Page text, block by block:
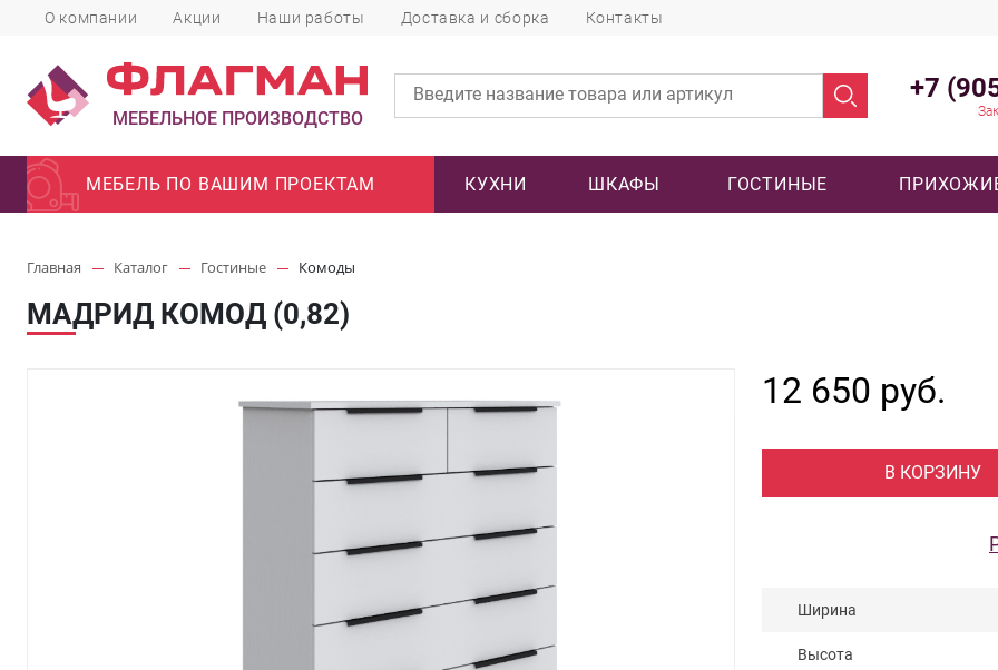
О компании Акции Наши работы Доставка и сборка Контакты
МЕБЕЛЬНОЕ ПРОИЗВОДСТВО
+7
МЕБЕЛЬ ПО ВАШИМ ПРОЕКТАМ КУХНИ ШКАФЫ ГОСТИНЫЕ
Главная Каталог Гостиные Комоды
МАДРИД КОМОД (0,82)
12 650 руб.
В КОРЗИНУ
Ширина
Высота